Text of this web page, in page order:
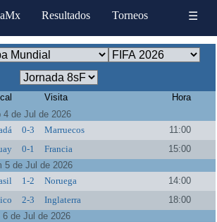
Resultados Torneos ☰
Visita
Hora
4 de Jul de 2026
0-3 Marruecos
11:00
0-1 Francia
15:00
5 de Jul de 2026
1-2 Noruega
14:00
2-3 Inglaterra
18:00
6 de Jul de 2026